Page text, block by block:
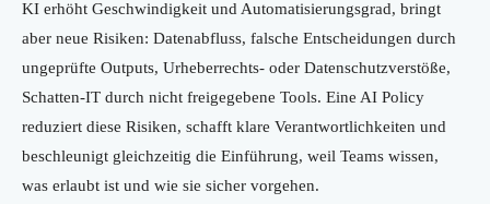
KI erhöht Geschwindigkeit und Automatisierungsgrad, bringt
aber neue Risiken: Datenabfluss, falsche Entscheidungen durch
ungeprüfte Outputs, Urheberrechts- oder Datenschutzverstöße,
Schatten-IT durch nicht freigegebene Tools. Eine AI Policy
reduziert diese Risiken, schafft klare Verantwortlichkeiten und
beschleunigt gleichzeitig die Einführung, weil Teams wissen,
was erlaubt ist und wie sie sicher vorgehen.